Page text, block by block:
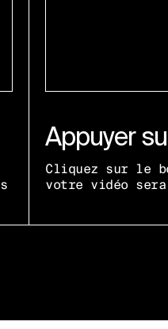
Appuyer
Cliquez sur le
votre vidéo